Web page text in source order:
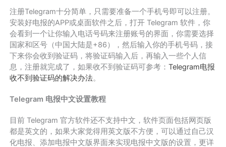
注册Telegram十分简单，只需要准备一个手机号即可以注册。
安装好电报的APP或桌面软件之后，打开 Telegram 软件，你
会看到一个让你输入电话号码来注册账号的界面，你需要选择
国家和区号（中国大陆是+86），然后输入你的手机号码，接
下来你会收到验证码，将验证码输入后，再输入一些个人信
息，注册就完成了，如果收不到验证码可参考：Telegram电报
收不到验证码的解决办法。
Telegram 电报中文设置教程
目前 Telegram 官方软件还不支持中文，软件页面包括网页版
都是英文的，如果大家觉得用英文版不方便，可以通过自己汉
化电报、添加电报中文版界面来实现电报中文版的设置，更详